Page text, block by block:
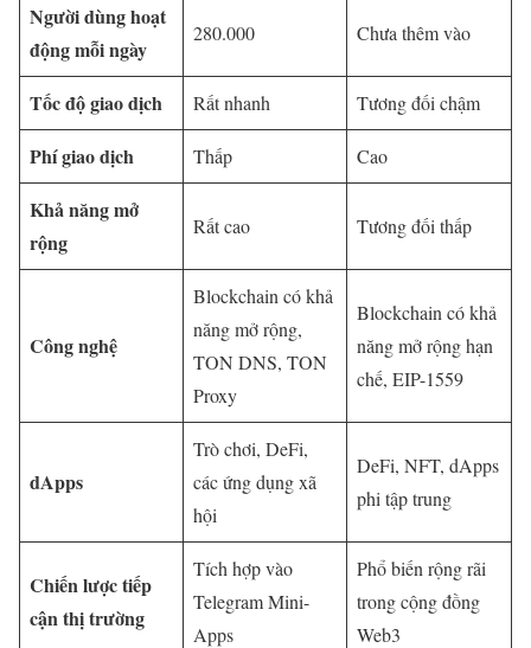
Người dùng hoạt
động mỗi ngày
280.000 Chưa thêm vào
Tốc độ giao dịch Rất nhanh Tương đối chậm
Phí giao dịch Thấp Cao
Khả năng mở
rộng
Rất cao Tương đối thấp
Công nghệ
Blockchain có khả
năng mở rộng,
TON DNS, TON
Proxy
Blockchain có khả
năng mở rộng hạn
chế, EIP-1559
dApps
Trò chơi, DeFi,
các ứng dụng xã
hội
DeFi, NFT, dApps
phi tập trung
Chiến lược tiếp
cận thị trường
Tích hợp vào
Telegram Mini-
Apps
Phổ biến rộng rãi
trong cộng đồng
Web3